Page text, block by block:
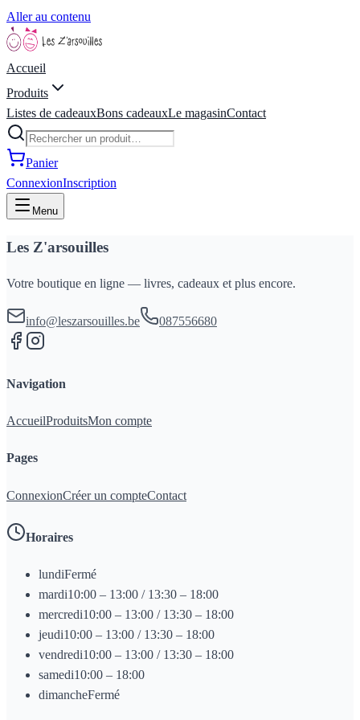
Aller au contenu
Accueil
Produits
Listes de cadeauxBons cadeauxLe magasinContact
Panier
ConnexionInscription
Menu
Les Z'arsouilles
Votre boutique en ligne — livres, cadeaux et plus encore.
info@leszarsouilles.be 087556680
Navigation
AccueilProduitsMon compte
Pages
ConnexionCréer un compteContact
Horaires
lundiFermé
mardi10:00 – 13:00 / 13:30 – 18:00
mercredi10:00 – 13:00 / 13:30 – 18:00
jeudi10:00 – 13:00 / 13:30 – 18:00
vendredi10:00 – 13:00 / 13:30 – 18:00
samedi10:00 – 18:00
dimancheFermé